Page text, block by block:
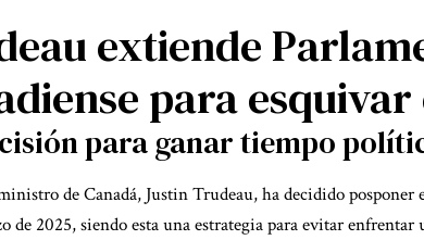
extiende
para
para ganar tiempo
de Canadá, Justin Trudeau, ha decidido posponer
de 2025, siendo esta una estrategia para evitar